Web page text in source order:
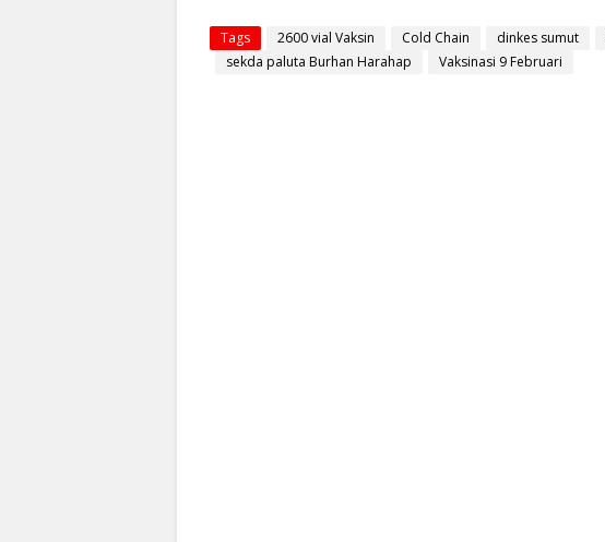
Tags 2600 vial Vaksin Cold Chain dinkes sumut
sekda paluta Burhan Harahap
Vaksinasi 9 Februari